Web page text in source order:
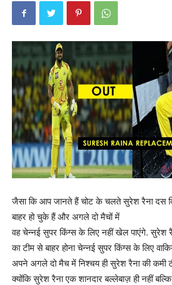
जैसा कि आप जानते हैं चोट के चलते सुरेश रैना दस
बाहर हो चुके हैं और अगले दो मैचों में
वह चेन्नई सुपर किंग्स के लिए नहीं खेल पाएंगे. सुरेश
का टीम से बाहर होना चेन्नई सुपर किंग्स के लिए
अपने अगले दो मैच में निश्चय ही सुरेश रैना की कमी
क्योंकि सुरेश रैना एक शानदार बल्लेबाज़ ही नहीं